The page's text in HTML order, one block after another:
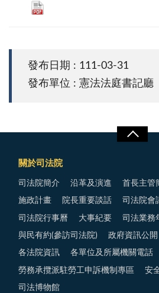
發布日期 : 111-03-31
發布單位 : 憲法法庭書記廳
關於司法院
司法院簡介 沿革及演進 首長主管
施政計畫 院長重要談話 司法院會
司法院行事曆 大事紀要 司法業務
與民有約(參訪司法院) 政府資訊公開
各法院資訊 各單位及所屬機關電話
勞務承攬派駐勞工申訴機制專區 安
司法博物館